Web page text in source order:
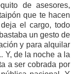
de asesores,
que te hacen
el cargo, todo
un gesto de
y para alquilar
Y, de la noche a la
a ser cobrada por